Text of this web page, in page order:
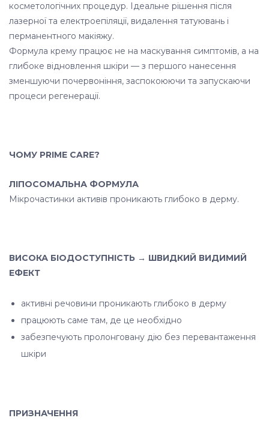
косметологічних процедур. Ідеальне рішення після
лазерної та електроепіляції, видалення татуювань і
перманентного макіяжу.
Формула крему працює не на маскування симптомів, а на
глибоке відновлення шкіри — з першого нанесення
зменшуючи почервоніння, заспокоюючи та запускаючи
процеси регенерації.
ЧОМУ PRIME CARE?
ЛІПОСОМАЛЬНА ФОРМУЛА
Мікрочастинки активів проникають глибоко в дерму.
ВИСОКА БІОДОСТУПНІСТЬ → ШВИДКИЙ ВИДИМИЙ
ЕФЕКТ
активні речовини проникають глибоко в дерму
працюють саме там, де це необхідно
забезпечують пролонговану дію без перевантаження
шкіри
ПРИЗНАЧЕННЯ